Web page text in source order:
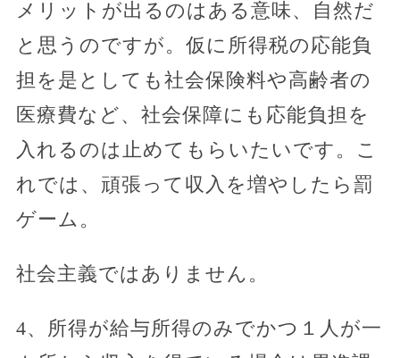
メリットが出るのはある意味、自然だ
と思うのですが。仮に所得税の応能負
担を是としても社会保険料や高齢者の
医療費など、社会保障にも応能負担を
入れるのは止めてもらいたいです。こ
れでは、頑張って収入を増やしたら罰
ゲーム。
社会主義ではありません。
4、所得が給与所得のみでかつ１人が一